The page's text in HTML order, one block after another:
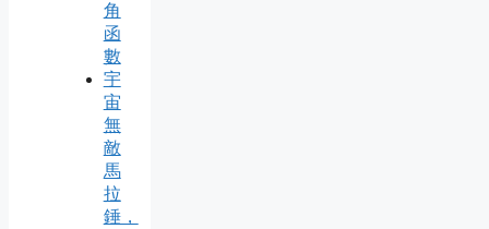
角
函
數
宇
宙
無
敵
馬
拉
錘，